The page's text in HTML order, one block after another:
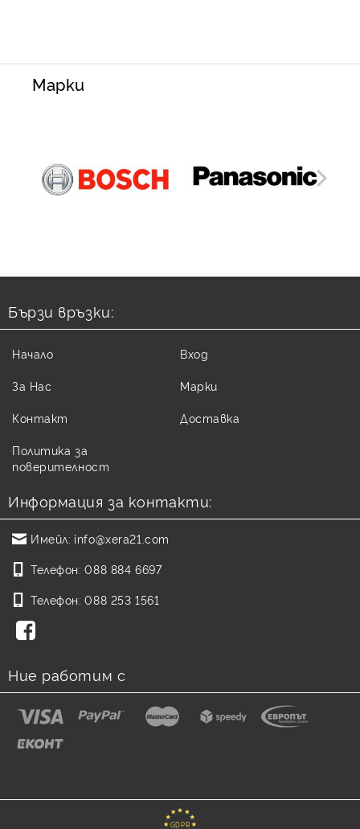
Марки
Бързи връзки:
Начало
За Нас
Контакт
Политика за
поверителност
Вход
Марки
Доставка
Информация за контакти:
Имейл: info@xera21.com
Телефон: 088 884 6697
Телефон: 088 253 1561
Ние работим с
GDPR